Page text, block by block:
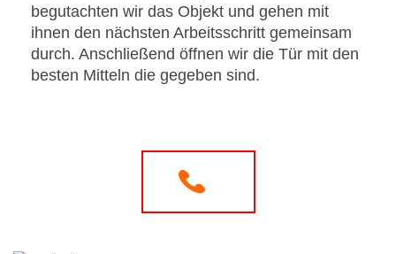
begutachten wir das Objekt und gehen mit
ihnen den nächsten Arbeitsschritt gemeinsam
durch. Anschließend öffnen wir die Tür mit den
besten Mitteln die gegeben sind.